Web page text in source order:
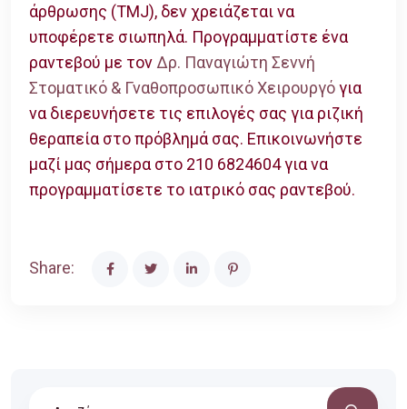
άρθρωσης (TMJ), δεν χρειάζεται να
υποφέρετε σιωπηλά. Προγραμματίστε ένα
ραντεβού με τον Δρ. Παναγιώτη Σεννή
Στοματικό & Γναθοπροσωπικό Χειρουργόγια
να διερευνήσετε τις επιλογές σας για ριζική
θεραπεία στο πρόβλημά σας. Επικοινωνήστε
μαζί μας σήμερα στο 210 6824604 για να
προγραμματίσετε το ιατρικό σας ραντεβού.
Share: